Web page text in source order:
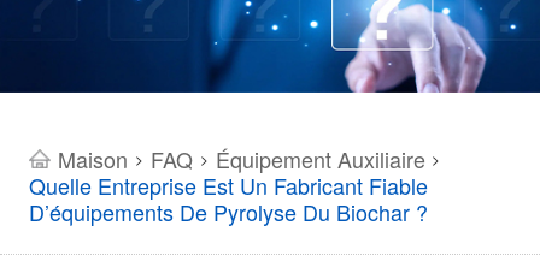
Maison > FAQ> Équipement Auxiliaire >
Quelle Entreprise Est Un Fabricant Fiable
D’équipements De Pyrolyse Du Biochar ?